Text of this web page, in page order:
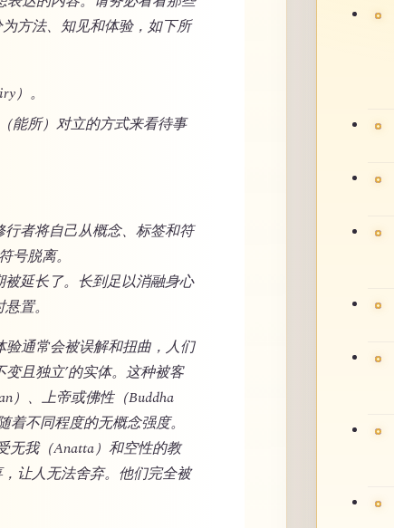
方法、知见和体验，如下所
）。
能所）对立的方式来看待事
者将自己从概念、标签和符
号脱离。
延长了。长到足以消融身心
置。
验通常会被误解和扭曲，人们
且独立’的实体。这种被客
）、上帝或佛性（Buddha
着不同程度的无概念强度。
无我（Anatta）和空性的教
让人无法舍弃。他们完全被